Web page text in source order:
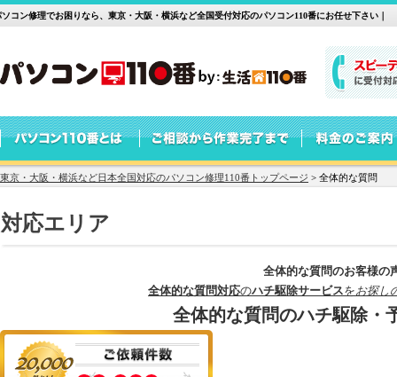
ソコン修理でお困りなら、東京・大阪・横浜など全国受付対応のパソコン110番にお任せ下さい｜
東京・大阪・横浜など日本全国対応のパソコン修理110番トップページ > 全体的な質問
対応エリア
全体的な質問のお客様の
全体的な質問対応のハチ駆除サービスをお探し
全体的な質問のハチ駆除・